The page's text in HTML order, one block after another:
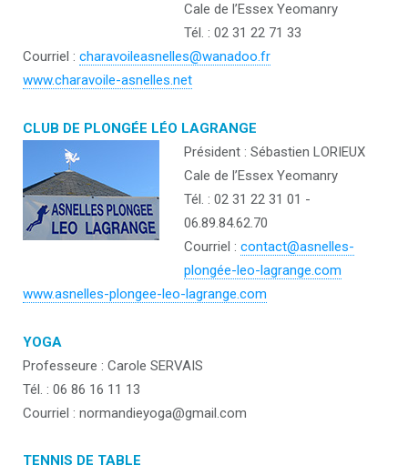
Cale de l’Essex Yeomanry
Tél. : 02 31 22 71 33
Courriel : charavoileasnelles@wanadoo.fr
www.charavoile-asnelles.net
CLUB DE PLONGÉE LÉO LAGRANGE
Président : Sébastien LORIEUX
Cale de l’Essex Yeomanry
Tél. : 02 31 22 31 01 -
06.89.84.62.70
Courriel : contact@asnelles-
plongée-leo-lagrange.com
www.asnelles-plongee-leo-lagrange.com
YOGA
Professeure : Carole SERVAIS
Tél. : 06 86 16 11 13
Courriel : normandieyoga@gmail.com
TENNIS DE TABLE